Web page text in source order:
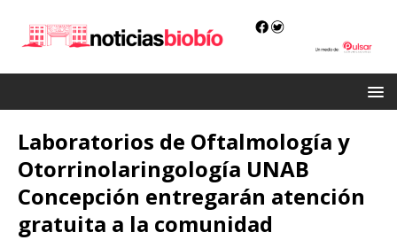
Laboratorios de Oftalmología y
Otorrinolaringología UNAB
Concepción entregarán atención
gratuita a la comunidad